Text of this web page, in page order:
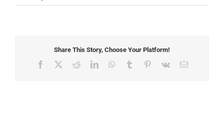
Share This Story, Choose Your Platform!
Facebook RedditLinkedInWhatsApp
Tumblr Pinterest
Vk Email